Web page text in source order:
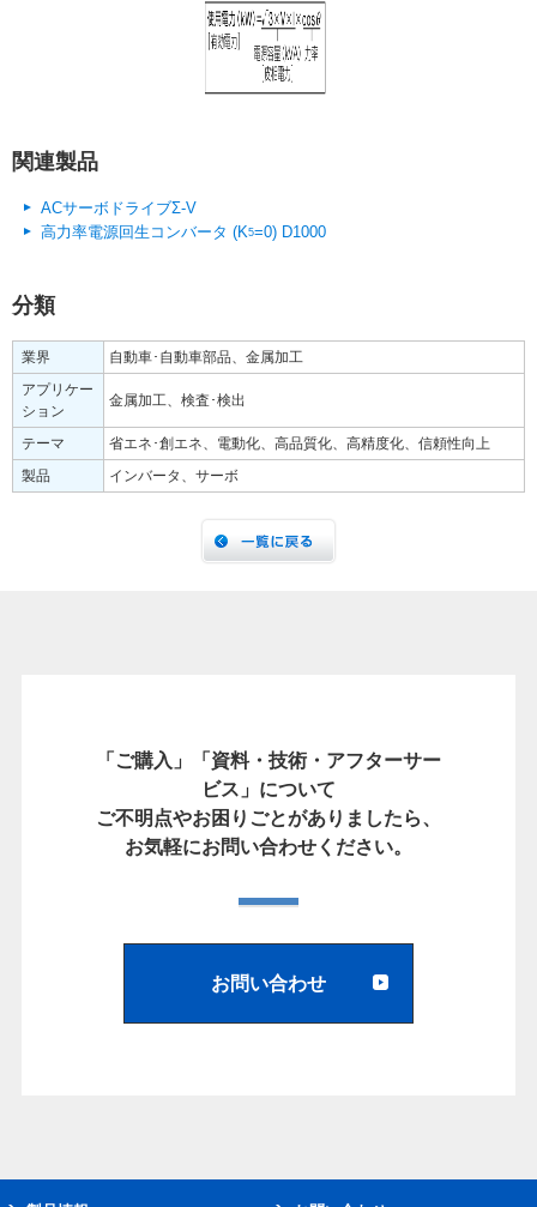
関連製品
ACサーボドライブΣ-V
高力率電源回生コンバータ (K5=0) D1000
分類
業界
自動車･自動車部品、金属加工
アプリケー
ション
金属加工、検査･検出
テーマ
省エネ･創エネ、電動化、高品質化、高精度化、信頼性向上
製品
インバータ、サーボ
「ご購入」「資料・技術・アフターサー
ビス」について
ご不明点やお困りごとがありましたら、
お気軽にお問い合わせください。
お問い合わせ